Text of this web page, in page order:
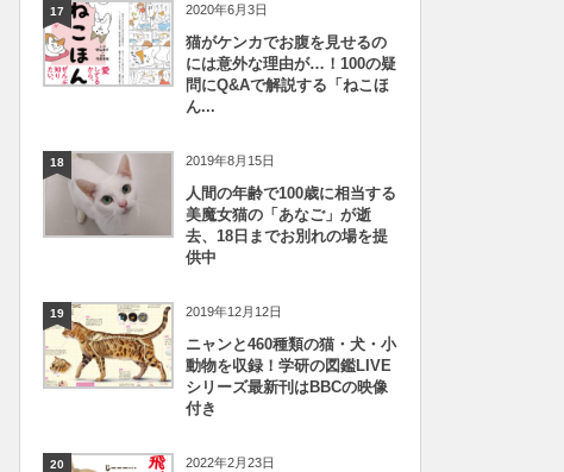
17 2020年6月3日
猫がケンカでお腹を見せるの
には意外な理由が…！100の疑
問にQ&Aで解説する「ねこほ
ん...
18 2019年8月15日
人間の年齢で100歳に相当する
美魔女猫の「あなご」が逝
去、18日までお別れの場を提
供中
19 2019年12月12日
ニャンと460種類の猫・犬・小
動物を収録！学研の図鑑LIVE
シリーズ最新刊はBBCの映像
付き
20 2022年2月23日